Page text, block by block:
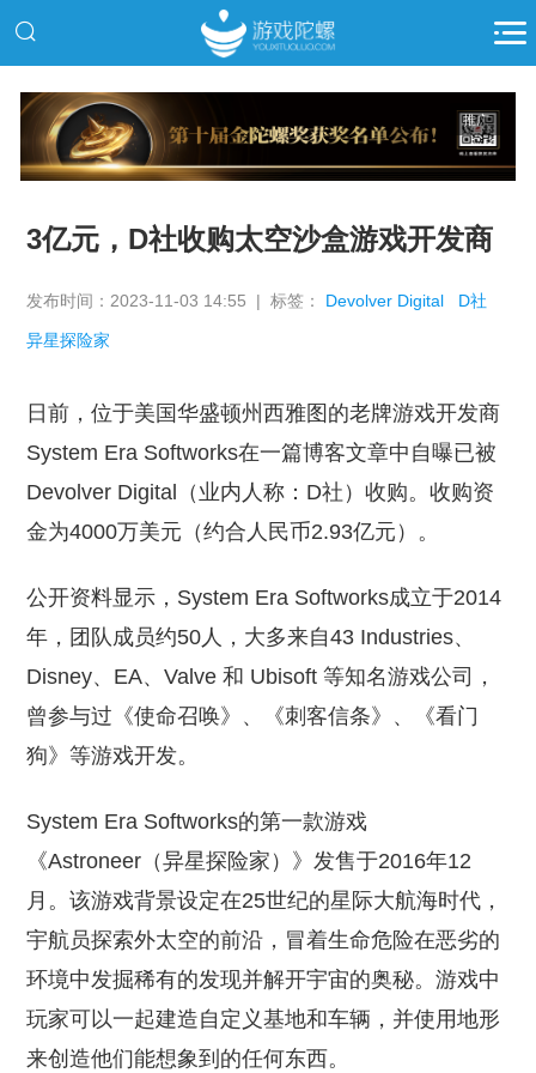
推广
3亿元，D社收购太空沙盒游戏开发商
发布时间：2023-11-03 14:55 | 标签： Devolver Digital D社
异星探险家
日前，位于美国华盛顿州西雅图的老牌游戏开发商
System Era Softworks在一篇博客文章中自曝已被
Devolver Digital（业内人称：D社）收购。收购资
金为4000万美元（约合人民币2.93亿元）。
公开资料显示，System Era Softworks成立于2014
年，团队成员约50人，大多来自43 Industries、
Disney、EA、Valve 和 Ubisoft 等知名游戏公司，
曾参与过《使命召唤》、《刺客信条》、《看门
狗》等游戏开发。
System Era Softworks的第一款游戏
《Astroneer（异星探险家）》发售于2016年12
月。该游戏背景设定在25世纪的星际大航海时代，
宇航员探索外太空的前沿，冒着生命危险在恶劣的
环境中发掘稀有的发现并解开宇宙的奥秘。游戏中
玩家可以一起建造自定义基地和车辆，并使用地形
来创造他们能想象到的任何东西。